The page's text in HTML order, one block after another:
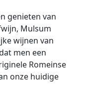
genieten van
Mulsum
wijnen van
men een
Romeinse
onze huidige